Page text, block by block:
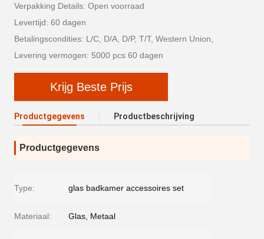
Verpakking Details: Open voorraad
Levertijd: 60 dagen
Betalingscondities: L/C, D/A, D/P, T/T, Western Union,
Levering vermogen: 5000 pcs 60 dagen
Krijg Beste Prijs
Productgegevens Productbeschrijving
Productgegevens
Type: glas badkamer accessoires set
Materiaal: Glas, Metaal